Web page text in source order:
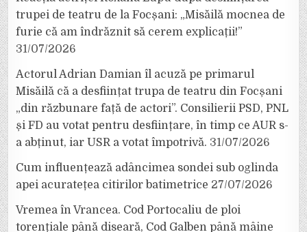
trupei de teatru de la Focșani: „Misăilă mocnea de
furie că am îndrăznit să cerem explicații!”
31/07/2026
Actorul Adrian Damian îl acuză pe primarul
Misăilă că a desființat trupa de teatru din Focșani
„din răzbunare față de actori”. Consilierii PSD, PNL
și FD au votat pentru desființare, în timp ce AUR s-
a abținut, iar USR a votat împotrivă. 31/07/2026
Cum influențează adâncimea sondei sub oglinda
apei acuratețea citirilor batimetrice 27/07/2026
Vremea în Vrancea. Cod Portocaliu de ploi
torențiale până diseară, Cod Galben până mâine